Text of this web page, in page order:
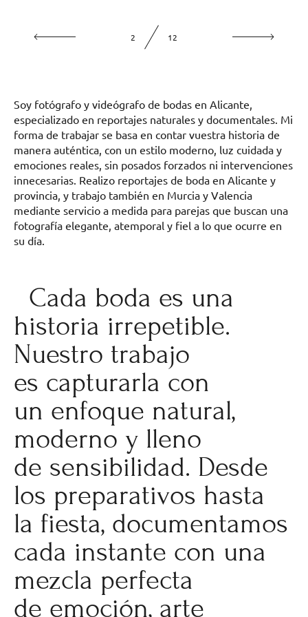
2 12
Soy fotógrafo y videógrafo de bodas en Alicante,
especializado en reportajes naturales y documentales. Mi
forma de trabajar se basa en contar vuestra historia de
manera auténtica, con un estilo moderno, luz cuidada y
emociones reales, sin posados forzados ni intervenciones
innecesarias. Realizo reportajes de boda en Alicante y
provincia, y trabajo también en Murcia y Valencia
mediante servicio a medida para parejas que buscan una
fotografía elegante, atemporal y fiel a lo que ocurre en
su día.
Cada boda es una
historia irrepetible.
Nuestro trabajo
es capturarla con
un enfoque natural,
moderno y lleno
de sensibilidad. Desde
los preparativos hasta
la fiesta, documentamos
cada instante con una
mezcla perfecta
de emoción, arte